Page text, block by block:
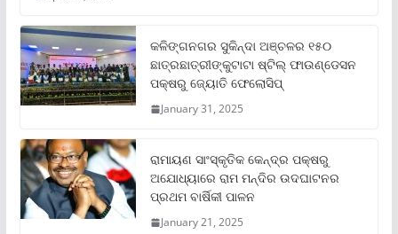
କଳିଙ୍ଗନଗର ସୁକିନ୍ଦା ଅଞ୍ଚଳର ୧୫୦
ଛାତ୍ରଛାତ୍ରୀଙ୍କୁଟାଟା ଷ୍ଟିଲ୍ ଫାଉଣ୍ଡେସନ
ପକ୍ଷରୁ ଜ୍ୟୋତି ଫେଲୋସିପ୍‌
January 31, 2025
ରାମାୟଣ ସାଂସ୍କୃତିକ କେନ୍ଦ୍ର ପକ୍ଷରୁ
ଅଯୋଧ୍ୟାରେ ରାମ ମନ୍ଦିର ଉଦଘାଟନର
ପ୍ରଥମ ବାର୍ଷିକୀ ପାଳନ
January 21, 2025